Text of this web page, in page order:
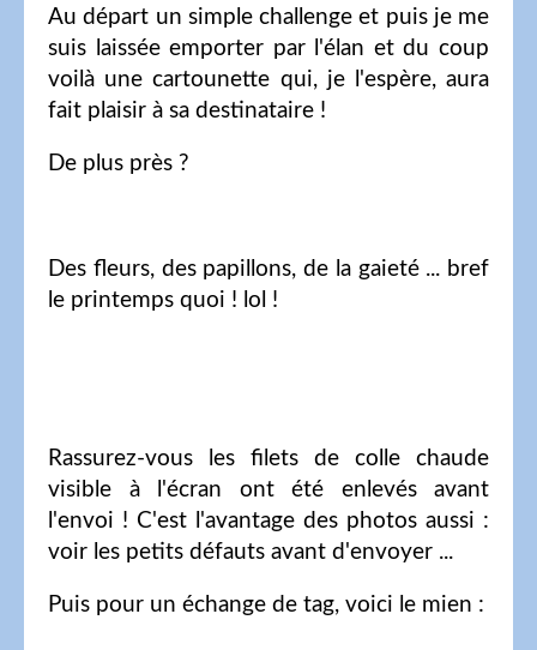
Au départ un simple challenge et puis je me
suis laissée emporter par l'élan et du coup
voilà une cartounette qui, je l'espère, aura
fait plaisir à sa destinataire !
De plus près ?
Des fleurs, des papillons, de la gaieté ... bref
le printemps quoi ! lol !
Rassurez-vous les filets de colle chaude
visible à l'écran ont été enlevés avant
l'envoi ! C'est l'avantage des photos aussi :
voir les petits défauts avant d'envoyer ...
Puis pour un échange de tag, voici le mien :